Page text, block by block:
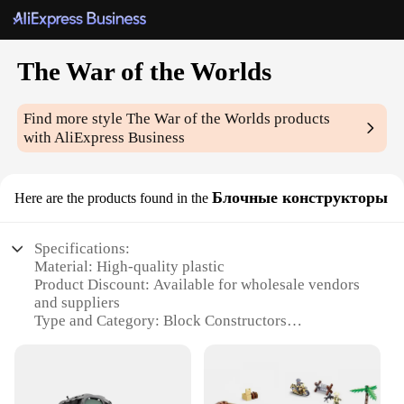
The War of the Worlds
Find more styleThe War of the Worlds products
with AliExpress Business
Here are the products found in the Блочные конструкторы
Specifications:
Material: High-quality plastic
Product Discount: Available for wholesale vendors
and suppliers
Type and Category: Block Constructors
Usage and Purpose: Educational and entertainment
building set